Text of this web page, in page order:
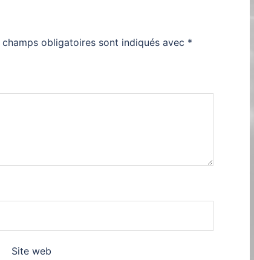
champs obligatoires sont indiqués avec *
Site web